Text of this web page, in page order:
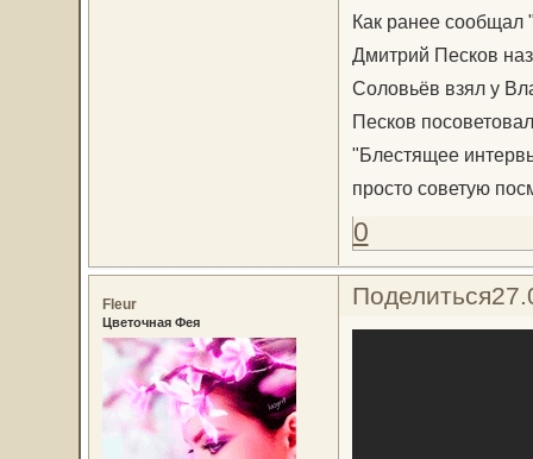
Как ранее сообщал
Дмитрий Песков
Соловьёв взял у
Песков
"Блестящее
просто советую
0
Поделиться
Fleur
Цветочная Фея